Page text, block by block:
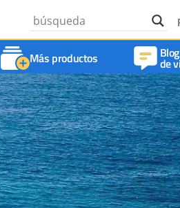
Más productos Blog
de